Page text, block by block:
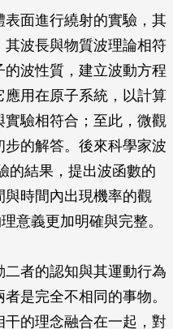
面進行繞射的實驗，其
波長與物質波理論相符
波性質，建立波動方程
用在原子系統，以計算
驗相符合；至此，微觀
的解答。後來科學家波
的結果，提出波函數的
時間內出現機率的觀
意義更加明確與完整。
者的認知與其運動行為
是完全不相同的事物。
的理念融合在一起，對